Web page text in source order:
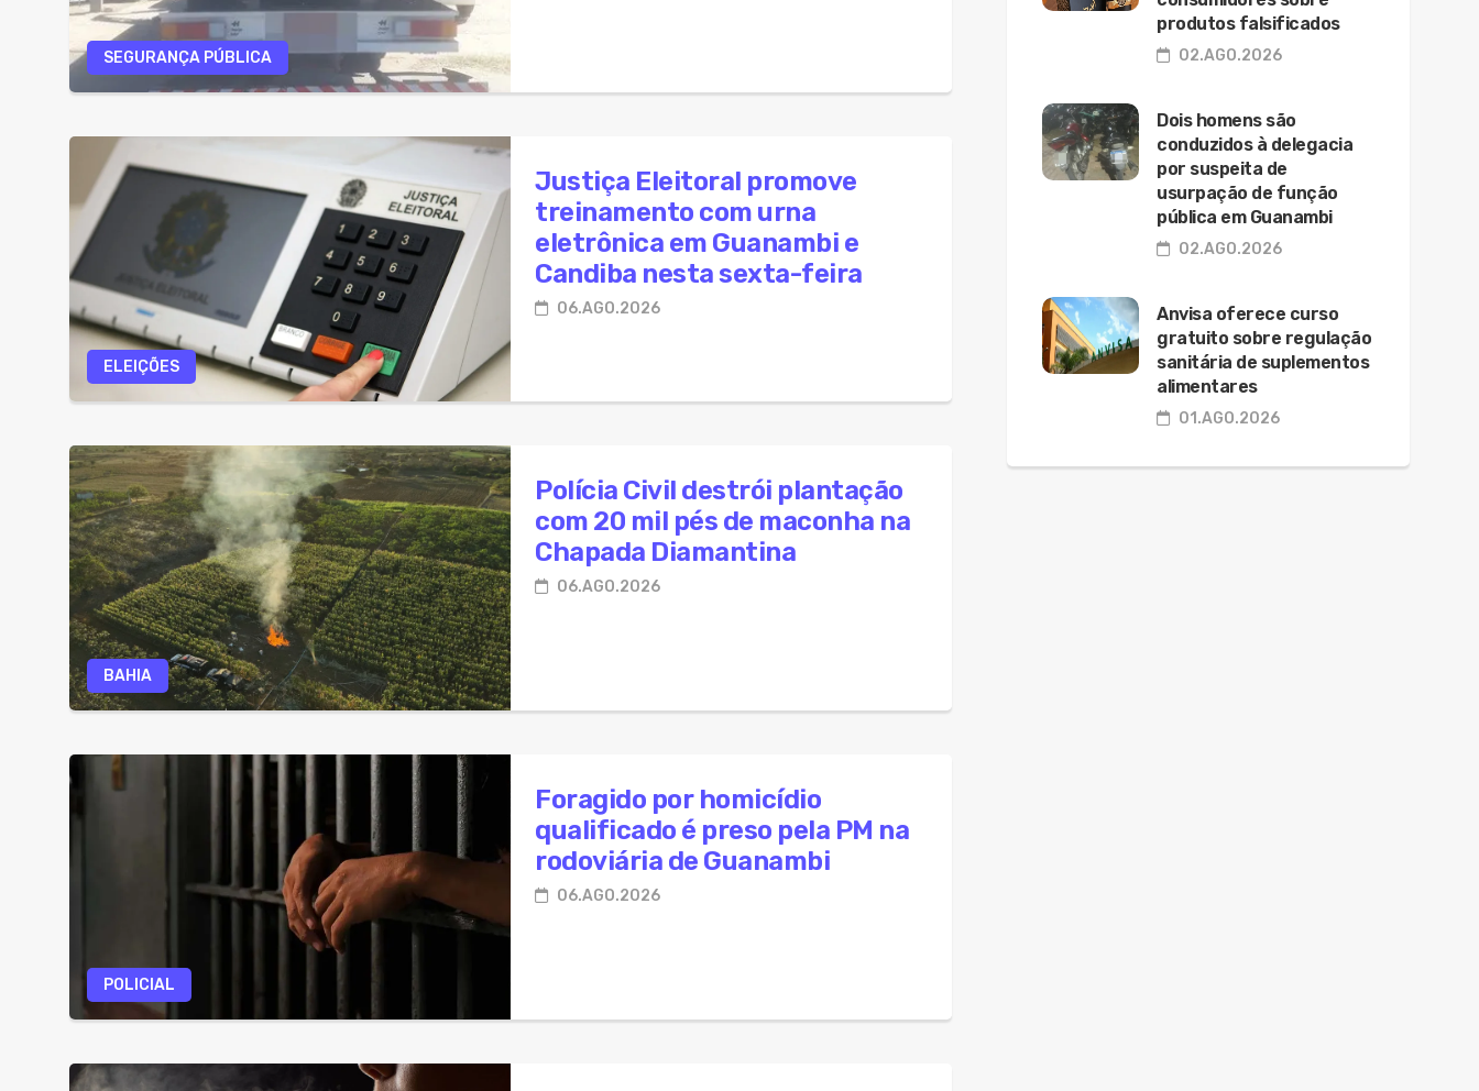
SEGURANÇA PÚBLICA
ELEIÇÕES
Justiça Eleitoral promove
treinamento com urna
eletrônica em Guanambi e
Candiba nesta sexta-feira
06.AGO.2026
BAHIA
Polícia Civil destrói plantação
com 20 mil pés de maconha na
Chapada Diamantina
06.AGO.2026
POLICIAL
Foragido por homicídio
qualificado é preso pela PM na
rodoviária de Guanambi
06.AGO.2026
produtos falsificados
02.AGO.2026
Dois homens são
conduzidos à delegacia
por suspeita de
usurpação de função
pública em Guanambi
02.AGO.2026
Anvisa oferece curso
gratuito sobre regulação
sanitária de suplementos
alimentares
01.AGO.2026